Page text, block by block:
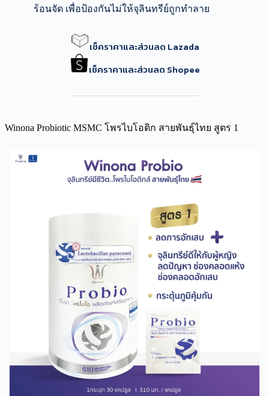
ร้อนจัด เพื่อป้องกันไม่ให้จุลินทรีย์ถูกทำลาย
เช็คราคาและส่วนลด Lazada
เช็คราคาและส่วนลด Shopee
Winona Probiotic MSMC โพรไบโอติก สายพันธุ์ไทย สูตร 1